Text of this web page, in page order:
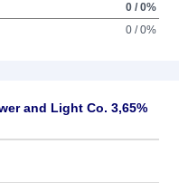
0 / 0%
0 / 0%
and Light Co. 3,65%